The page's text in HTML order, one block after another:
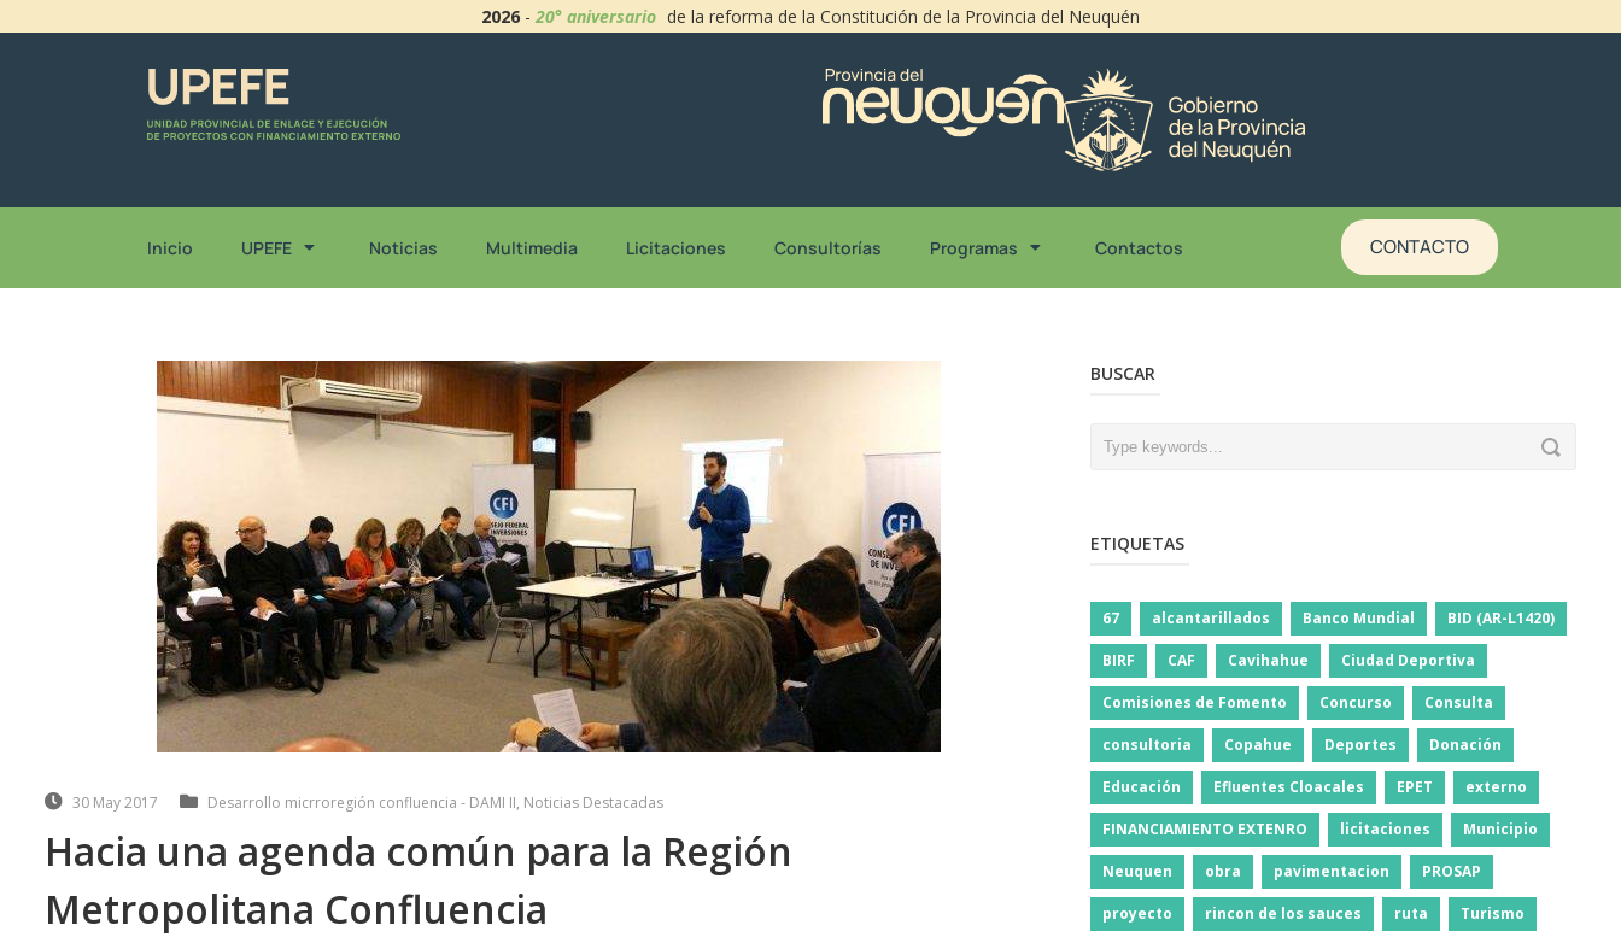
2026 -20° aniversario de la reforma de la Constitución de la Provincia del Neuquén
Inicio UPEFE Noticias Multimedia Licitaciones Consultorías Programas Contactos CONTACTO
30 May 2017 Desarrollo micrroregión confluencia - DAMI II, Noticias Destacadas
Hacia una agenda común para la Región
Metropolitana Confluencia
BUSCAR
ETIQUETAS
67 alcantarillados Banco Mundial BID (AR-L1420)
BIRF CAF Cavihahue Ciudad Deportiva
Comisiones de Fomento Concurso Consulta
consultoria Copahue Deportes Donación
Educación Efluentes Cloacales EPET externo
FINANCIAMIENTO EXTENRO licitaciones Municipio
Neuquen obra pavimentacion PROSAP
proyecto rincon de los sauces ruta Turismo